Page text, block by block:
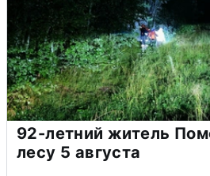
92-летний житель
лесу 5 августа